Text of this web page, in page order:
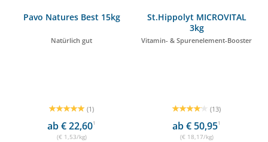
Pavo Natures Best 15kg
Natürlich gut
(1)
ab € 22,601
(€ 1,53/kg)
St.Hippolyt MICROVITAL
3kg
Vitamin- & Spurenelement-Booster
(13)
ab € 50,951
(€ 18,17/kg)